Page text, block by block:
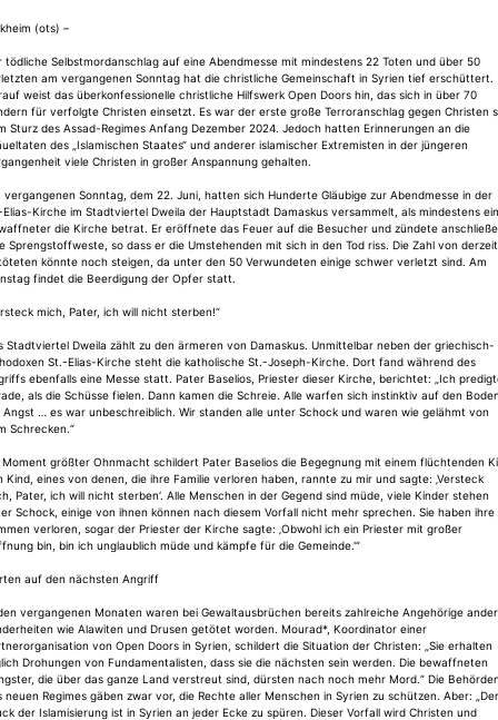
(ots) –
tödliche Selbstmordanschlag auf eine Abendmesse mit mindestens 22 Toten und über 50
am vergangenen Sonntag hat die christliche Gemeinschaft in Syrien tief erschüttert.
weist das überkonfessionelle christliche Hilfswerk Open Doors hin, das sich in über 70
für verfolgte Christen einsetzt. Es war der erste große Terroranschlag gegen Christen
Sturz des Assad-Regimes Anfang Dezember 2024. Jedoch hatten Erinnerungen an die
des „Islamischen Staates“ und anderer islamischer Extremisten in der jüngeren
viele Christen in großer Anspannung gehalten.
vergangenen Sonntag, dem 22. Juni, hatten sich Hunderte Gläubige zur Abendmesse in der
Elias-Kirche im Stadtviertel Dweila der Hauptstadt Damaskus versammelt, als mindestens ein
die Kirche betrat. Er eröffnete das Feuer auf die Besucher und zündete
Sprengstoffweste, so dass er die Umstehenden mit sich in den Tod riss. Die Zahl von
könnte noch steigen, da unter den 50 Verwundeten einige schwer verletzt sind. Am
findet die Beerdigung der Opfer statt.
mich, Pater, ich will nicht sterben!“
Stadtviertel Dweila zählt zu den ärmeren von Damaskus. Unmittelbar neben der griechisch-
St.-Elias-Kirche steht die katholische St.-Joseph-Kirche. Dort fand während des
ebenfalls eine Messe statt. Pater Baselios, Priester dieser Kirche, berichtet: „Ich
als die Schüsse fielen. Dann kamen die Schreie. Alle warfen sich instinktiv auf den
Angst … es war unbeschreiblich. Wir standen alle unter Schock und waren wie gelähmt von
Schrecken.“
Moment größter Ohnmacht schildert Pater Baselios die Begegnung mit einem flüchtenden
Kind, eines von denen, die ihre Familie verloren haben, rannte zu mir und sagte: ‚Versteck
Pater, ich will nicht sterben‘. Alle Menschen in der Gegend sind müde, viele Kinder stehen
Schock, einige von ihnen können nach diesem Vorfall nicht mehr sprechen. Sie haben ihre
verloren, sogar der Priester der Kirche sagte: ‚Obwohl ich ein Priester mit großer
bin, bin ich unglaublich müde und kämpfe für die Gemeinde.'“
auf den nächsten Angriff
vergangenen Monaten waren bei Gewaltausbrüchen bereits zahlreiche Angehörige
wie Alawiten und Drusen getötet worden. Mourad*, Koordinator einer
von Open Doors in Syrien, schildert die Situation der Christen: „Sie erhalten
Drohungen von Fundamentalisten, dass sie die nächsten sein werden. Die bewaffneten
die über das ganze Land verstreut sind, dürsten nach noch mehr Mord.“ Die
neuen Regimes gäben zwar vor, die Rechte aller Menschen in Syrien zu schützen. Aber: „Der
der Islamisierung ist in Syrien an jeder Ecke zu spüren. Dieser Vorfall wird Christen und